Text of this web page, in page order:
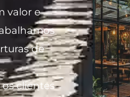
valor e
de
clientes